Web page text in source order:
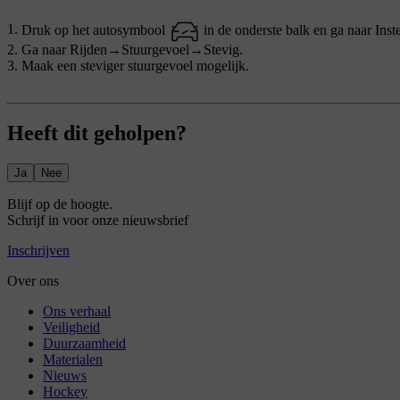
Druk op het autosymbool in de onderste balk en ga naar
Ga naar Rijden → Stuurgevoel → Stevig.
Maak een steviger stuurgevoel mogelijk.
Heeft dit geholpen?
Ja Nee